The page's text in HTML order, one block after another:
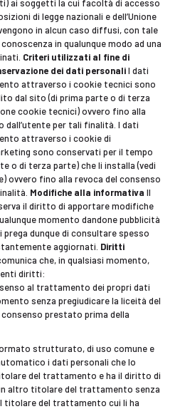
ai soggetti la cui facoltà di accesso
di legge nazionali e dell’Unione
in alcun caso diffusi, con tale
in qualunque modo ad una
Criteri utilizzati al fine di
dei dati personaliI dati
attraverso i cookie tecnici sono
dal sito (di prima parte o di terza
cookie tecnici) ovvero fino alla
dall’utente per tali finalità. I dati
attraverso i cookie di
sono conservati per il tempo
o di terza parte) che li installa (vedi
ovvero fino alla revoca del consenso
Modifiche alla informativa Il
il diritto di apportare modifiche
momento dandone pubblicità
prega dunque di consultare spesso
aggiornati. Diritti
che, in qualsiasi momento,
diritti:
al trattamento dei propri dati
senza pregiudicare la liceità del
prestato prima della
strutturato, di uso comune e
i dati personali che lo
del trattamento e ha il diritto di
altro titolare del trattamento senza
titolare del trattamento cui li ha